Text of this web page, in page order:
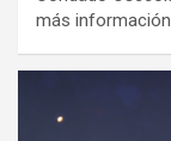
más